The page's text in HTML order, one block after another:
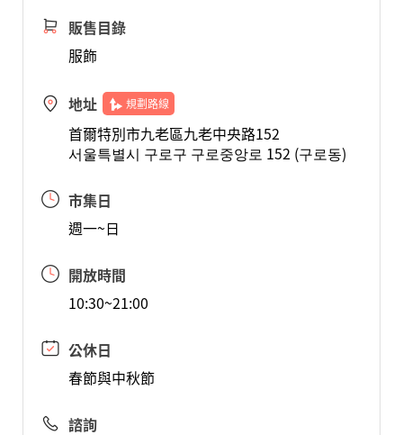
販售目錄
服飾
地址 規劃路線
首爾特別市九老區九老中央路152
서울특별시 구로구 구로중앙로 152 (구로동)
市集日
週一~日
開放時間
10:30~21:00
公休日
春節與中秋節
諮詢